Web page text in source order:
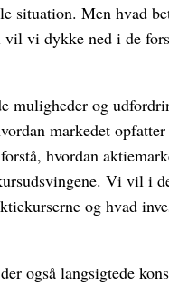
situation. Men hvad
vi dykke ned i de
muligheder og
markedet
hvordan
Vi vil i
og hvad
også langsigtede